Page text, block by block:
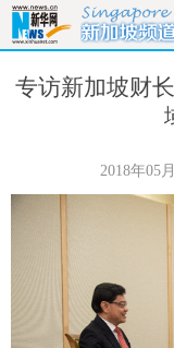
首页
时尚
专访新加坡财
2018年05